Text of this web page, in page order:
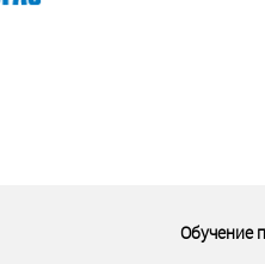
Обучение